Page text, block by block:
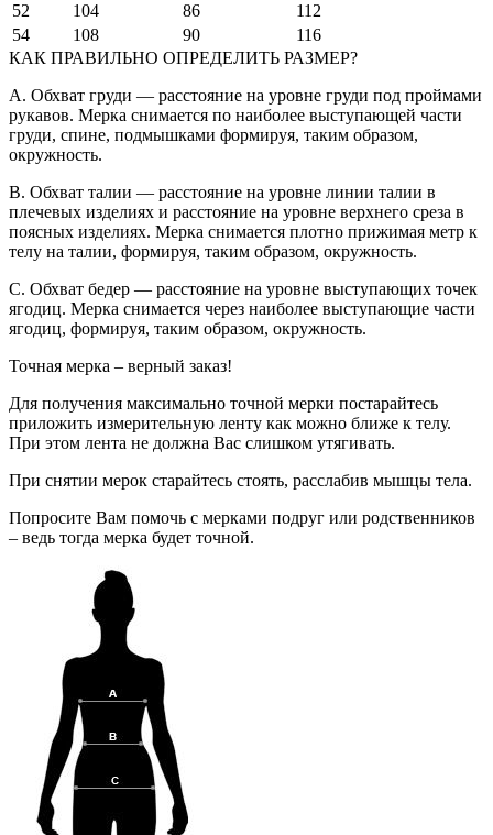
52
104 86
112
54
108 90
116
КАК ПРАВИЛЬНО ОПРЕДЕЛИТЬ РАЗМЕР?
A. Обхват груди — расстояние на уровне груди под проймами
рукавов. Мерка снимается по наиболее выступающей части
груди, спине, подмышками формируя, таким образом,
окружность.
B. Обхват талии — расстояние на уровне линии талии в
плечевых изделиях и расстояние на уровне верхнего среза в
поясных изделиях. Мерка снимается плотно прижимая метр к
телу на талии, формируя, таким образом, окружность.
C. Обхват бедер — расстояние на уровне выступающих точек
ягодиц. Мерка снимается через наиболее выступающие части
ягодиц, формируя, таким образом, окружность.
Точная мерка – верный заказ!
Для получения максимально точной мерки постарайтесь
приложить измерительную ленту как можно ближе к телу.
При этом лента не должна Вас слишком утягивать.
При снятии мерок старайтесь стоять, расслабив мышцы тела.
Попросите Вам помочь с мерками подруг или родственников
– ведь тогда мерка будет точной.